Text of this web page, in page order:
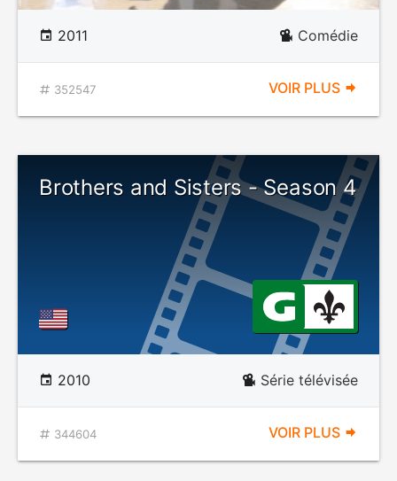
2011 Comédie
352547 VOIR PLUS
Brothers and Sisters - Season 4
2010 Série télévisée
344604 VOIR PLUS